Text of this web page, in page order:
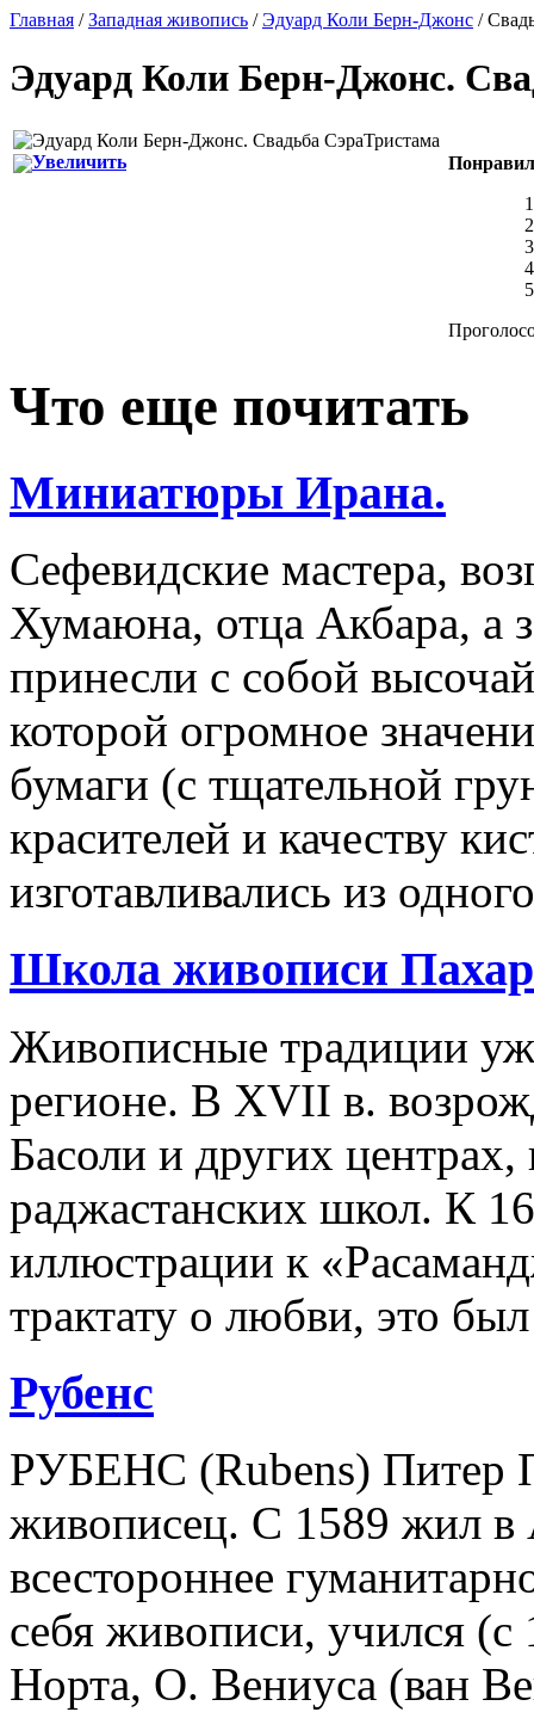
Главная /Западная живопись /Эдуард Коли Берн-Джонс /
Эдуард Коли Берн-Джонс.
Увеличить
Что еще почитать
Миниатюры Ирана.
Сефевидские мастера,
Хумаюна, отца Акбара, а
принесли с собой
которой огромное
бумаги (с тщательной
красителей и качеству
изготавливались из
Школа живописи
Живописные традиции
регионе. В XVII в.
Басоли и других
раджастанских школ. К
иллюстрации к
трактату о любви, это
Рубенс
РУБЕНС (Rubens) Питер
живописец. С 1589 жил в
всестороннее
себя живописи, учился
Норта, О. Вениуса (ван